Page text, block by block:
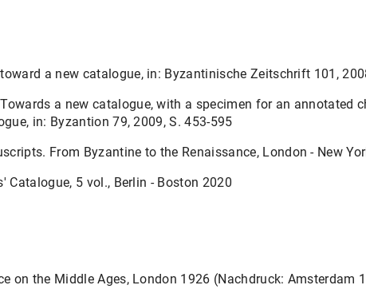
a new catalogue, in: Byzantinische Zeitschrift 101,
a new catalogue, with a specimen for an annotated
in: Byzantion 79, 2009, S. 453-595
From Byzantine to the Renaissance, London - New
Catalogue, 5 vol., Berlin - Boston 2020
on the Middle Ages, London 1926 (Nachdruck: Amsterdam